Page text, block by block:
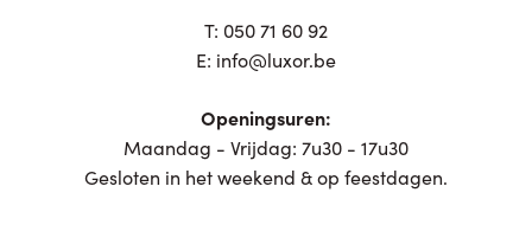
T: 050 71 60 92
E: info@luxor.be
Openingsuren:
Maandag - Vrijdag: 7u30 - 17u30
Gesloten in het weekend & op feestdagen.